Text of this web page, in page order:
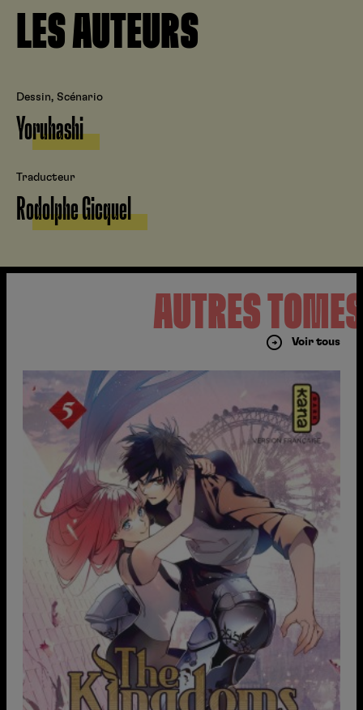
LES AUTEURS
Dessin, Scénario
Yoruhashi
Traducteur
Rodolphe Gicquel
AUTRES
Voir tous